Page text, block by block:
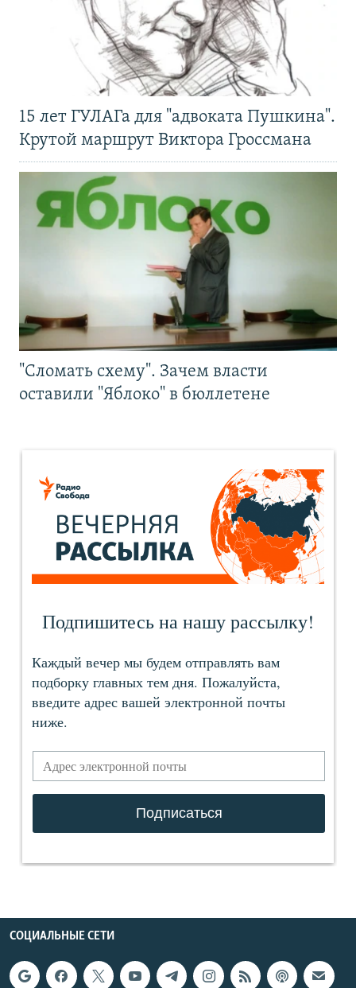
15 лет ГУЛАГа для "адвоката Пушкина".
Крутой маршрут Виктора Гроссмана
"Сломать схему". Зачем власти
оставили "Яблоко" в бюллетене
СОЦИАЛЬНЫЕ СЕТИ